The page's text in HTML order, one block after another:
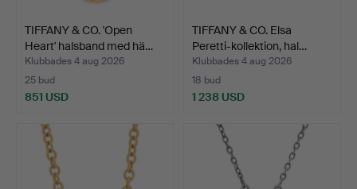
TIFFANY & CO. 'Open
Heart' halsband med hä…
Klubbades 4 aug 2026
25 bud
851 USD
TIFFANY & CO. Elsa
Peretti-kollektion, hal…
Klubbades 4 aug 2026
18 bud
1 238 USD